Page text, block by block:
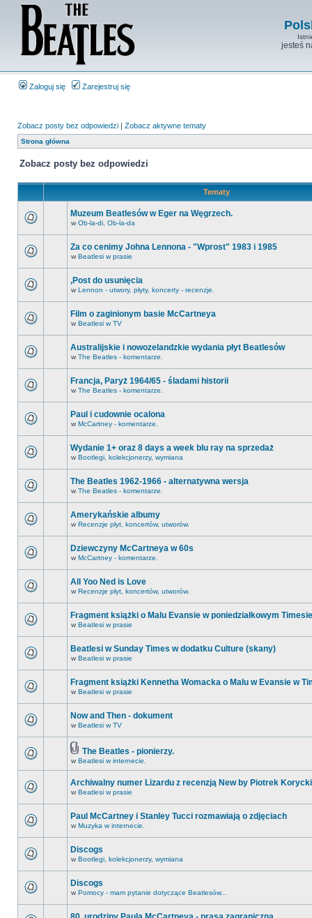
jesteś
Zaloguj się Zarejestruj się
Zobacz posty bez odpowiedzi | Zobacz aktywne tematy
Strona główna
Zobacz posty bez odpowiedzi
Tematy
Muzeum Beatlesów w Eger na Węgrzech.
w Ob-la-di, Ob-la-da
Za co cenimy Johna Lennona - "Wprost" 1983 i 1985
w Beatlesi w prasie
,Post do usunięcia
w Lennon - utwory, płyty, koncerty - recenzje.
Film o zaginionym basie McCartneya
w Beatlesi w TV
Australijskie i nowozelandzkie wydania płyt Beatlesów
w The Beatles - komentarze.
Francja, Paryż 1964/65 - śladami historii
w The Beatles - komentarze.
Paul i cudownie ocalona
w McCartney - komentarze.
Wydanie 1+ oraz 8 days a week blu ray na sprzedaż
w Bootlegi, kolekcjonerzy, wymiana
The Beatles 1962-1966 - alternatywna wersja
w The Beatles - komentarze.
Amerykańskie albumy
w Recenzje płyt, koncertów, utworów.
Dziewczyny McCartneya w 60s
w McCartney - komentarze.
All Yoo Ned is Love
w Recenzje płyt, koncertów, utworów.
Fragment książki o Malu Evansie w poniedziałkowym Timesie
w Beatlesi w prasie
Beatlesi w Sunday Times w dodatku Culture (skany)
w Beatlesi w prasie
Fragment książki Kennetha Womacka o Malu w Evansie w
w Beatlesi w prasie
Now and Then - dokument
w Beatlesi w TV
The Beatles - pionierzy.
w Beatlesi w internecie.
Archiwalny numer Lizardu z recenzją New by Piotrek Korycki
w Beatlesi w prasie
Paul McCartney i Stanley Tucci rozmawiają o zdjęciach
w Muzyka w internecie.
Discogs
w Bootlegi, kolekcjonerzy, wymiana
Discogs
w Pomocy - mam pytanie dotyczące Beatlesów...